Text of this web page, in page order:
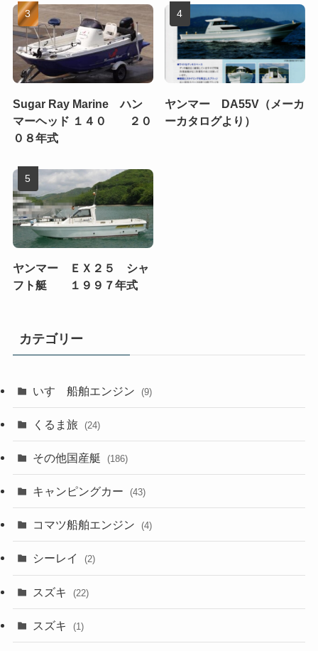
Sugar Ray Marine ハン
マーヘッド １４０ ２０
０８年式
ヤンマー DA55V（メーカ
ーカタログより）
ヤンマー ＥＸ２５ シャ
フト艇 １９９７年式
カテゴリー
いすゞ船舶エンジン (9)
くるま旅 (24)
その他国産艇 (186)
キャンピングカー (43)
コマツ船舶エンジン (4)
シーレイ (2)
スズキ (22)
スズキ (1)